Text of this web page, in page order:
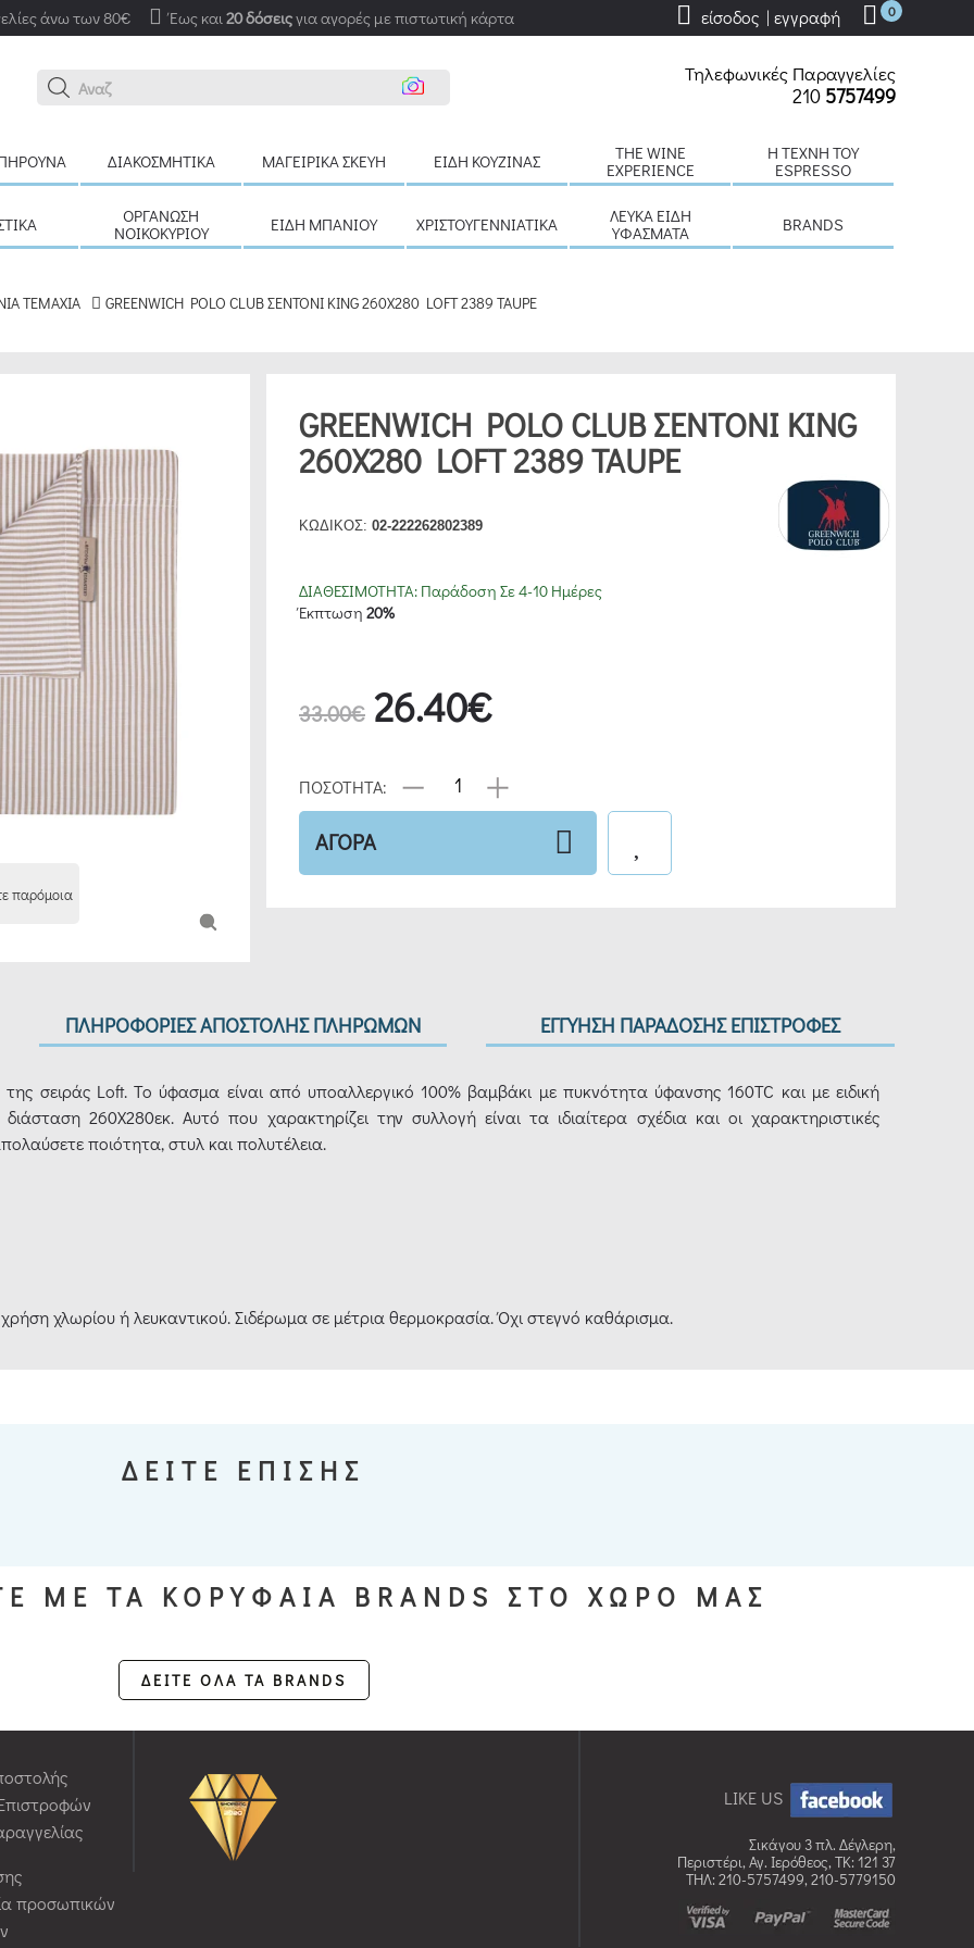
άνω των 80€ Έως και20 δόσειςγια αγορές με πιστωτική κάρτα 0
είσοδος | εγγραφή
Αναζήτησ
Τηλεφωνικές Παραγγελίες
210 5757499
ΔΙΑΚΟΣΜΗΤΙΚΆ ΜΑΓΕΙΡΙΚΆ ΣΚΕΎΗ ΕΊΔΗ ΚΟΥΖΊΝΑΣ
THE WINE
EXPERIENCE
H ΤΈΧΝΗ ΤΟΥ
ESPRESSO
ΟΡΓΆΝΩΣΗ
ΝΟΙΚΟΚΥΡΙΟΎ
ΕΊΔΗ ΜΠΆΝΙΟΥ ΧΡΙΣΤΟΥΓΕΝΝΙΆΤΙΚΑ
ΛΕΥΚΆ ΕΊΔΗ
ΥΦΆΣΜΑΤΑ
BRANDS
ΤΕΜΑΧΙΑ GREENWICH POLO CLUB ΣΕΝΤΟΝΙ KING 260X280 LOFT 2389 TAUPE
παρόμοια
GREENWICH POLO CLUB ΣΕΝΤΟΝΙ KING
260X280 LOFT 2389 TAUPE
ΚΩΔΙΚΟΣ: 02-222262802389
ΔΙΑΘΕΣΙΜΟΤΗΤΑ: Παράδοση Σε 4-10 Ημέρες
Έκπτωση 20%
33.00€ 26.40€
ΠΟΣΟΤΗΤΑ:
ΑΓΟΡΑ
ΠΛΗΡΟΦΟΡΙΕΣ ΑΠΟΣΤΟΛΗΣ ΠΛΗΡΩΜΩΝ ΕΓΓΥΗΣΗ ΠΑΡΑΔΟΣΗΣ ΕΠΙΣΤΡΟΦΕΣ
σειράς Loft. Το ύφασμα είναι από υποαλλεργικό 100% βαμβάκι με πυκνότητα ύφανσης 160TC και με ειδική
260X280εκ. Αυτό που χαρακτηρίζει την συλλογή είναι τα ιδιαίτερα σχέδια και οι χαρακτηριστικές
ποιότητα, στυλ και πολυτέλεια.
χλωρίου ή λευκαντικού. Σιδέρωμα σε μέτρια θερμοκρασία. Όχι στεγνό καθάρισμα.
ΔΕΙΤΕ ΕΠΙΣΗΣ
ΜΕ ΤΑ ΚΟΡΥΦΑΙΑ BRANDS ΣΤΟ ΧΩΡΟ ΜΑΣ
ΔΕΙΤΕ ΟΛΑ ΤΑ BRANDS
προσωπικών
LIKE US
Σικάγου 3 πλ. Δέγλερη,
Περιστέρι, Αγ. Ιερόθεος, TK: 121 37
ΤΗΛ: 210-5757499, 210-5779150